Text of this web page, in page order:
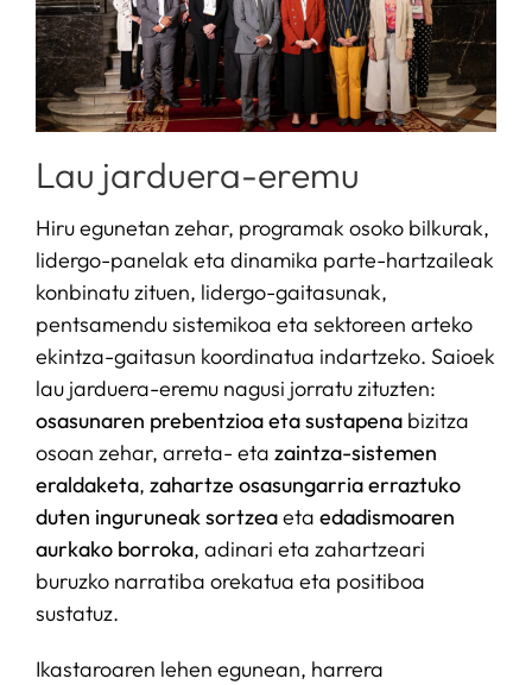
Lau jarduera-eremu
Hiru egunetan zehar, programak osoko bilkurak,
lidergo-panelak eta dinamika parte-hartzaileak
konbinatu zituen, lidergo-gaitasunak,
pentsamendu sistemikoa eta sektoreen arteko
ekintza-gaitasun koordinatua indartzeko. Saioek
lau jarduera-eremu nagusi jorratu zituzten:
osasunaren prebentzioa eta sustapenabizitza
osoan zehar, arreta- eta zaintza-sistemen
eraldaketa, zahartze osasungarria erraztuko
duten inguruneak sortzeaeta edadismoaren
aurkako borroka, adinari eta zahartzeari
buruzko narratiba orekatua eta positiboa
sustatuz.
Ikastaroaren lehen egunean, harrera